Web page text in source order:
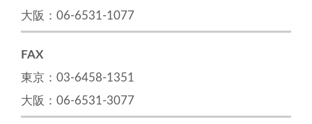
大阪：06-6531-1077
FAX
東京：03-6458-1351
大阪：06-6531-3077